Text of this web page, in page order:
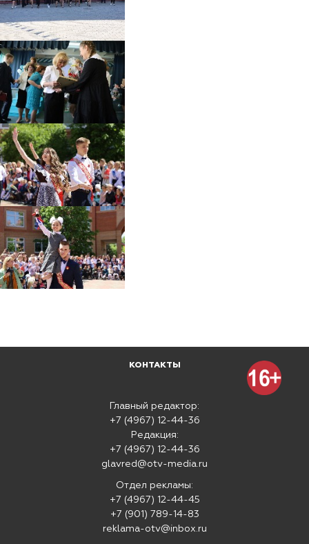
КОНТАКТЫ
Главный редактор:
+7 (4967) 12-44-36
Редакция:
+7 (4967) 12-44-36
glavred@otv-media.ru
Отдел рекламы:
+7 (4967) 12-44-45
+7 (901) 789-14-83
reklama-otv@inbox.ru